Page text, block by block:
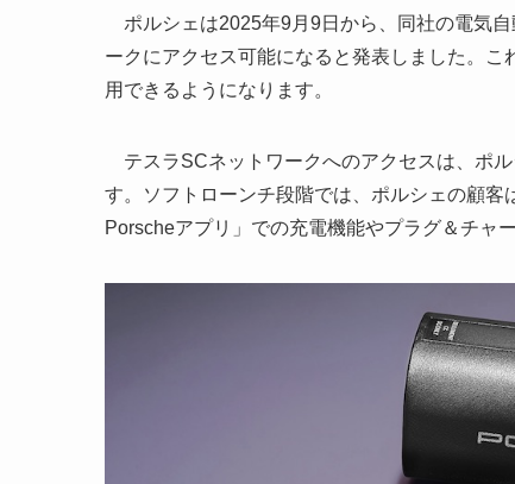
ポルシェは2025年9月9日から、同社の電気
ークにアクセス可能になると発表しました。
用できるようになります。
テスラSCネットワークへのアクセスは、ポ
す。ソフトローンチ段階では、ポルシェの顧
Porscheアプリ」での充電機能やプラグ＆チャ